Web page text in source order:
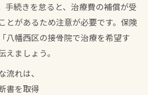
院を避けるための接骨院利用法
が認める接骨院通院の回数の目
故情報と接骨院活用法
の交通事故動向と接骨院の役割
手続きを怠ると、治療費の補償が受
とがあるため注意が必要です。保険
八幡西区の接骨院で治療を希望す
えましょう。
流れは、
書を取得